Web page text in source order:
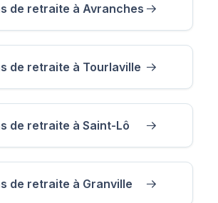
de retraite à Avranches
de retraite à Tourlaville
de retraite à Saint-Lô
de retraite à Granville